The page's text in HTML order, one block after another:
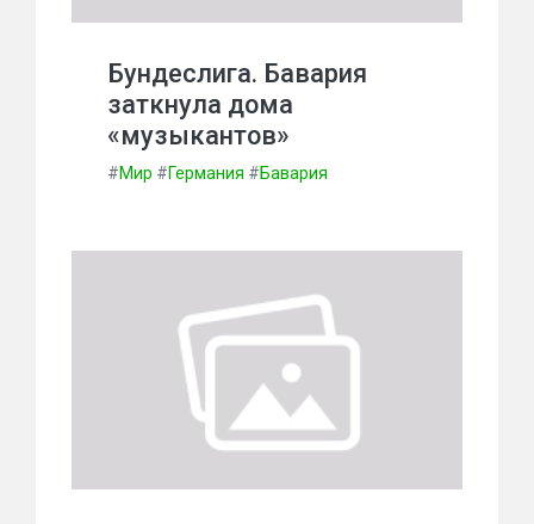
Бундеслига. Бавария
заткнула дома
«музыкантов»
#Мир #Германия #Бавария